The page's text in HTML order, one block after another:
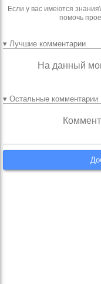
Если у вас имеются
помочь
▾ Лучшие комментарии
На данный
▾ Остальные комментарии